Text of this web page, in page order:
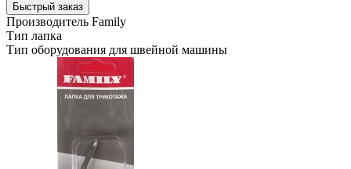
Быстрый заказ
Производитель Family
Тип лапка
Тип оборудования для швейной машины